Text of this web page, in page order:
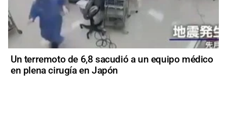
Un terremoto de 6,8 sacudió a un equipo médico
en plena cirugía en Japón